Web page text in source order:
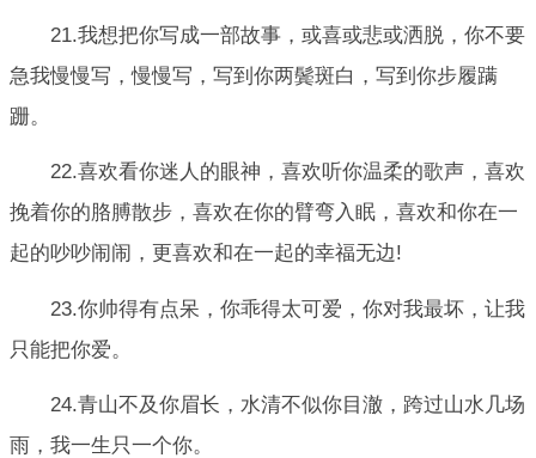
21.我想把你写成一部故事，或喜或悲或洒脱，你不要
急我慢慢写，慢慢写，写到你两鬓斑白，写到你步履蹒
跚。
22.喜欢看你迷人的眼神，喜欢听你温柔的歌声，喜欢
挽着你的胳膊散步，喜欢在你的臂弯入眠，喜欢和你在一
起的吵吵闹闹，更喜欢和在一起的幸福无边!
23.你帅得有点呆，你乖得太可爱，你对我最坏，让我
只能把你爱。
24.青山不及你眉长，水清不似你目澈，跨过山水几场
雨，我一生只一个你。